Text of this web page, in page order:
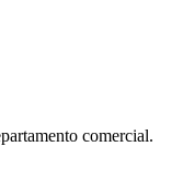
comercial.